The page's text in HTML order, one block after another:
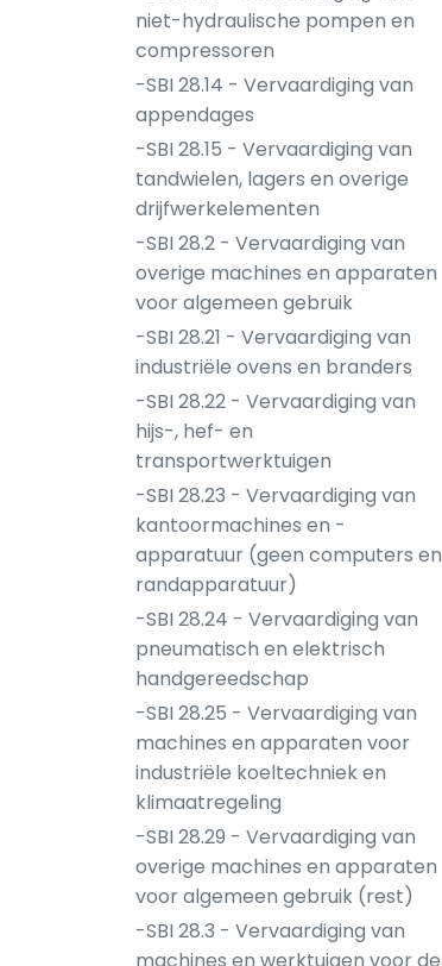
niet-hydraulische pompen en
compressoren
-SBI 28.14 - Vervaardiging van
appendages
-SBI 28.15 - Vervaardiging van
tandwielen, lagers en overige
drijfwerkelementen
-SBI 28.2 - Vervaardiging van
overige machines en apparaten
voor algemeen gebruik
-SBI 28.21 - Vervaardiging van
industriële ovens en branders
-SBI 28.22 - Vervaardiging van
hijs-, hef- en
transportwerktuigen
-SBI 28.23 - Vervaardiging van
kantoormachines en -
apparatuur (geen computers en
randapparatuur)
-SBI 28.24 - Vervaardiging van
pneumatisch en elektrisch
handgereedschap
-SBI 28.25 - Vervaardiging van
machines en apparaten voor
industriële koeltechniek en
klimaatregeling
-SBI 28.29 - Vervaardiging van
overige machines en apparaten
voor algemeen gebruik (rest)
-SBI 28.3 - Vervaardiging van